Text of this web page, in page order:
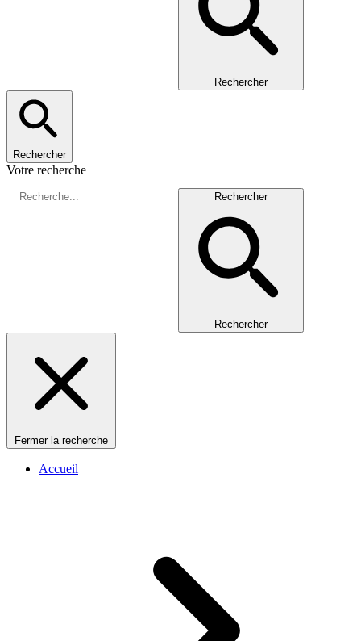
Rechercher
Rechercher
Votre recherche
Rechercher
Rechercher
Fermer la recherche
Accueil